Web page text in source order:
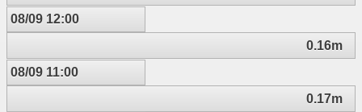
08/09 12:00
0.16m
08/09 11:00
0.17m